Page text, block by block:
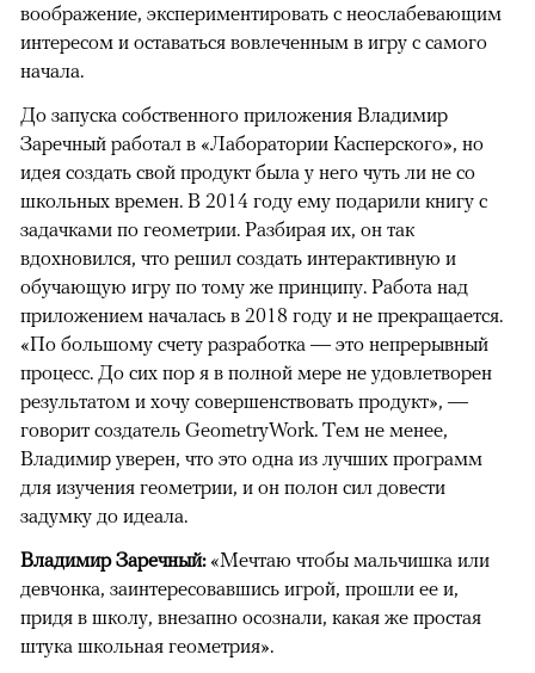
воображение, экспериментировать с неослабевающим
интересом и оставаться вовлеченным в игру с самого
начала.
До запуска собственного приложения Владимир
Заречный работал в «Лаборатории Касперского», но
идея создать свой продукт была у него чуть ли не со
школьных времен. В 2014 году ему подарили книгу с
задачками по геометрии. Разбирая их, он так
вдохновился, что решил создать интерактивную и
обучающую игру по тому же принципу. Работа над
приложением началась в 2018 году и не прекращается.
«По большому счету разработка — это непрерывный
процесс. До сих пор я в полной мере не удовлетворен
результатом и хочу совершенствовать продукт», —
говорит создатель GeometryWork. Тем не менее,
Владимир уверен, что это одна из лучших программ
для изучения геометрии, и он полон сил довести
задумку до идеала.
Владимир Заречный: «Мечтаю чтобы мальчишка или
девчонка, заинтересовавшись игрой, прошли ее и,
придя в школу, внезапно осознали, какая же простая
штука школьная геометрия».